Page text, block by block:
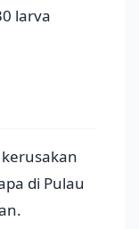
larva
di Pulau